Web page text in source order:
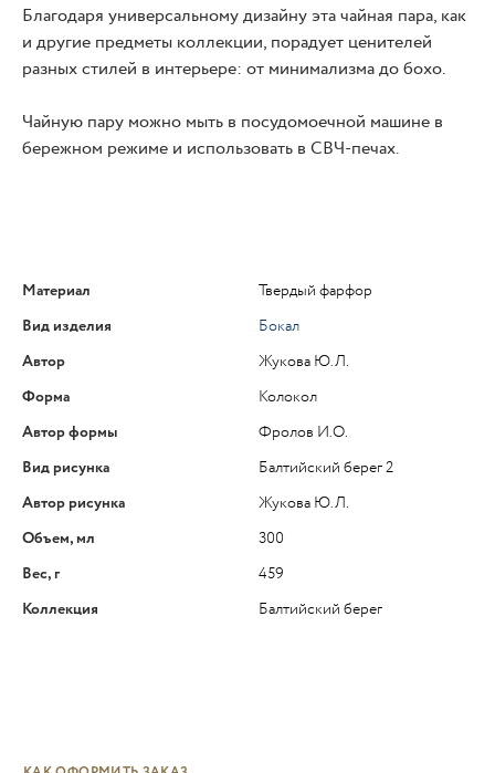
Благодаря универсальному дизайну эта чайная пара, как
и другие предметы коллекции, порадует ценителей
разных стилей в интерьере: от минимализма до бохо.
Чайную пару можно мыть в посудомоечной машине в
бережном режиме и использовать в СВЧ-печах.
Материал
Твердый фарфор
Вид изделия
Бокал
Автор
Жукова Ю.Л.
Форма
Колокол
Автор формы
Фролов И.О.
Вид рисунка
Балтийский берег 2
Автор рисунка
Жукова Ю.Л.
Объем, мл
300
Вес, г
459
Коллекция
Балтийский берег